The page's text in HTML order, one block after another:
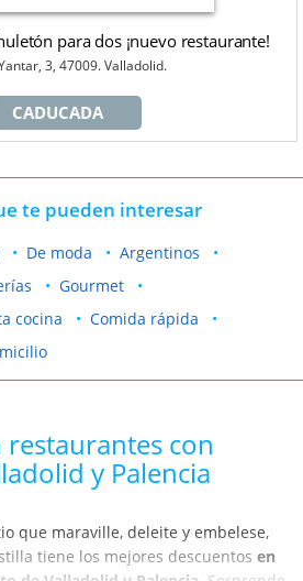
para dos ¡nuevo restaurante!
3, 47009. Valladolid.
CADUCADA
te pueden interesar
De moda
Argentinos
Gourmet
cocina
Comida rápida
restaurantes con
y Palencia
que maraville, deleite y embelese,
tiene los mejores descuentos en